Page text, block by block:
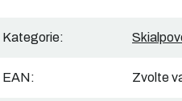
Kategorie:
EAN: Zvolte